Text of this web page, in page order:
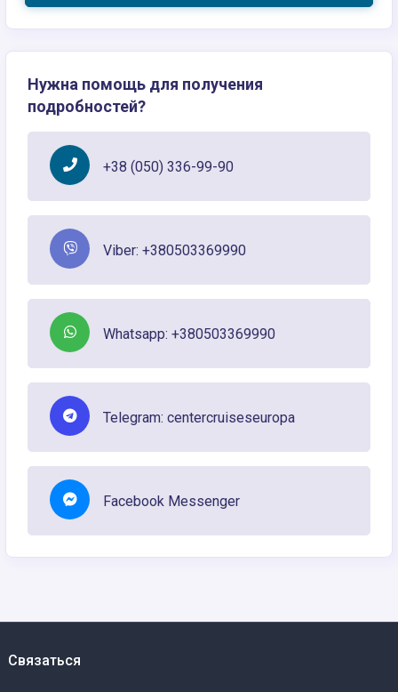
Нужна помощь для получения
подробностей?
+38 (050) 336-99-90
Viber: +380503369990
Whatsapp: +380503369990
Telegram: centercruiseseuropa
Facebook Messenger
Связаться